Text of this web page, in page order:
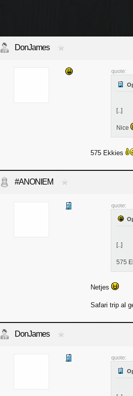
DonJames
quote:
[..]
Nice
575 Ekkies
#ANONIEM
quote:
[..]
575
Netjes
Safari trip al
DonJames
quote: